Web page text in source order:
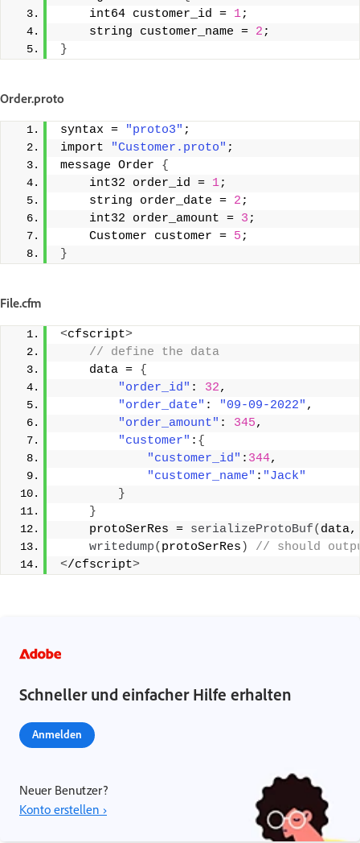
    int64 customer_id =
1;
    string customer_name =
2 ;
}
Order.proto
syntax = "proto3" ;
import
"Customer.proto" ;
message Order {
    int32 order_id =
1;
    string order_date =
2 ;
    int32 order_amount =
3 ;
    Customer customer =
5 ;
}
File.cfm
<cfscript>
// define the data
    data =
{
"order_id" : 32,
"order_date" : "09-09-2022" ,
"order_amount" : 345,
"customer" : {
"customer_id" : 344,
"customer_name" : "Jack"
}
}
    protoSerRes =
serializeProtoBuf( data,
writedump( protoSerRes )
// should
</cfscript>
Schneller und einfacher Hilfe erhalten
Anmelden
Neuer Benutzer?
Konto erstellen ›